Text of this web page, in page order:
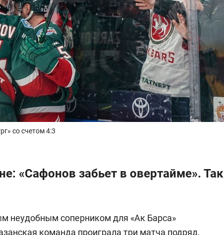
со счетом 4:3
«Сафонов забьет в овертайме». Так
неудобным соперником для «Ак Барса»
команда проиграла три матча подряд,